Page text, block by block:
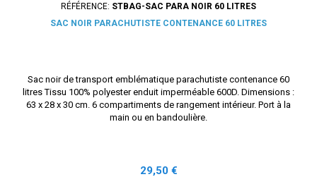
RÉFÉRENCE: STBAG-SAC PARA NOIR 60 LITRES
SAC NOIR PARACHUTISTE CONTENANCE 60 LITRES
Sac noir de transport emblématique parachutiste contenance 60
litres Tissu 100% polyester enduit imperméable 600D. Dimensions :
63 x 28 x 30 cm. 6 compartiments de rangement intérieur. Port à la
main ou en bandoulière.
Prix
29,50 €